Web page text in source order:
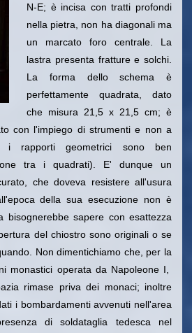
N-E; è incisa con tratti profondi
nella pietra, non ha diagonali ma
un marcato foro centrale. La
lastra presenta fratture e solchi.
La forma dello schema è
perfettamente quadrata, dato
che misura 21,5 x 21,5 cm; è
con l'impiego di strumenti e non a
i rapporti geometrici sono ben
tra i quadrati). E' dunque un
che doveva resistere all'usura
della sua esecuzione non è
bisognerebbe sapere con esattezza
del chiostro sono originali o se
Non dimentichiamo che, per la
monastici operata da Napoleone I,
rimase priva dei monaci; inoltre
i bombardamenti avvenuti nell'area
di soldataglia tedesca nel